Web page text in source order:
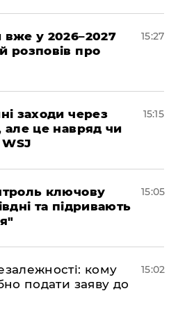
вже у 2026–2027
розповів про
15:27
заходи через
але це навряд чи
15:15
ключову
та підривають
15:05
кому
подати заяву до
15:02